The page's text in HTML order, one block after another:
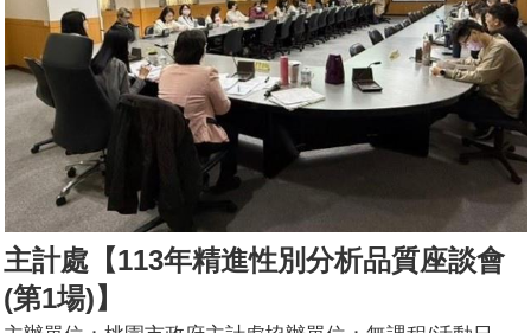
主計處【113年精進性別分析品質座談會
(第1場)】